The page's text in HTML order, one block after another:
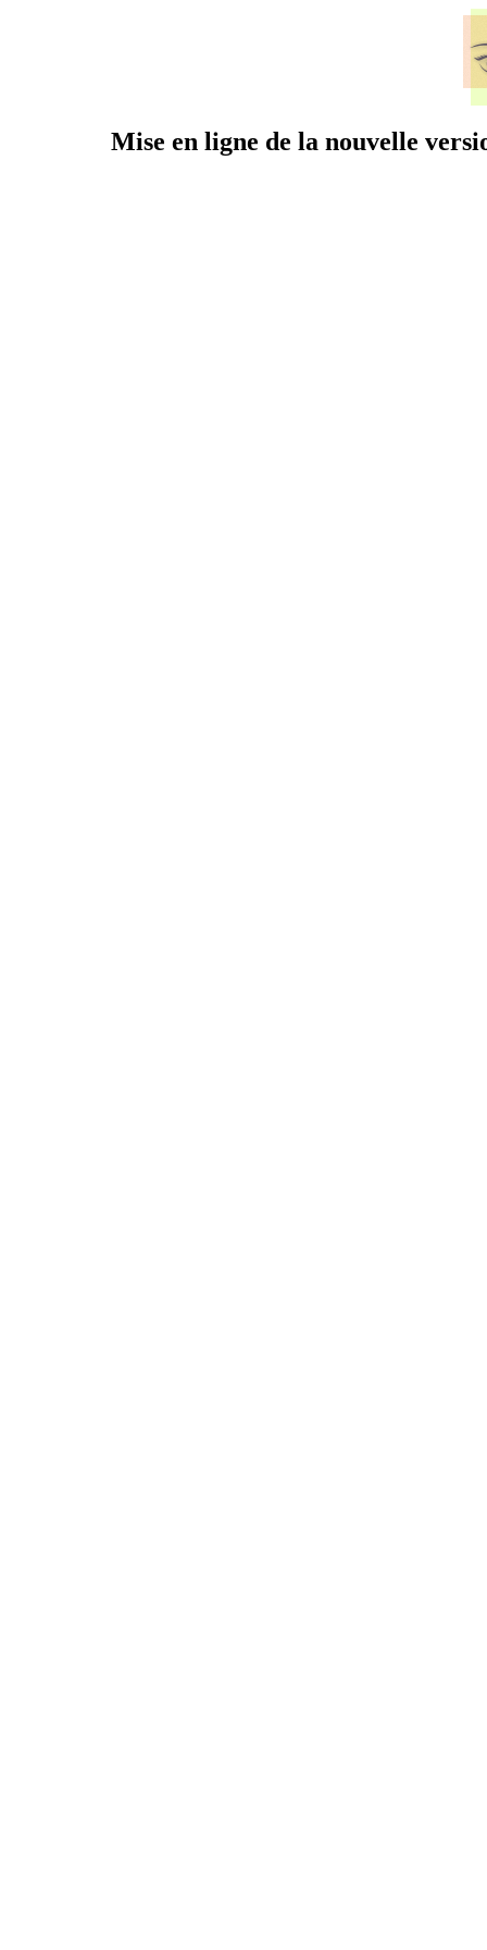
Mise en ligne de la nouvelle